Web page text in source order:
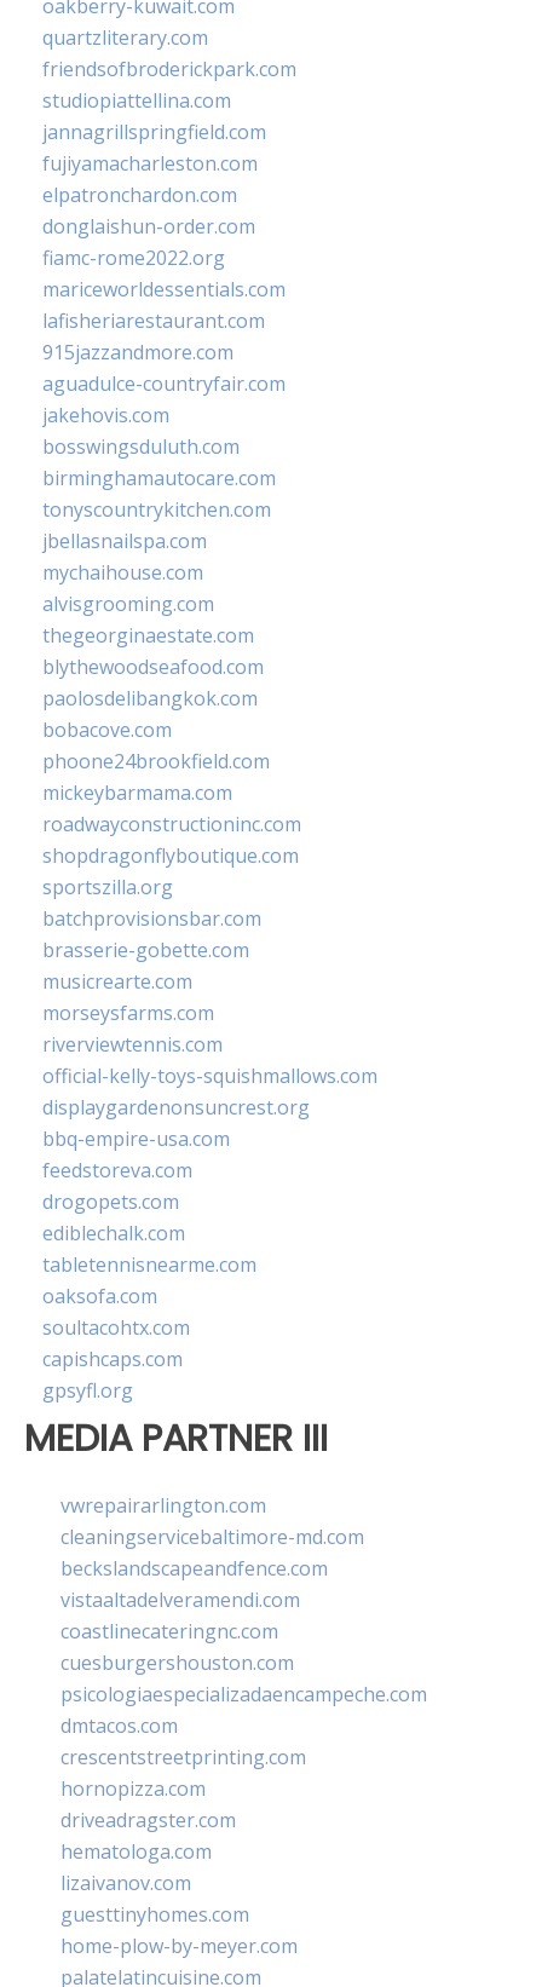
oakberry-kuwait.com
quartzliterary.com
friendsofbroderickpark.com
studiopiattellina.com
jannagrillspringfield.com
fujiyamacharleston.com
elpatronchardon.com
donglaishun-order.com
fiamc-rome2022.org
mariceworldessentials.com
lafisheriarestaurant.com
915jazzandmore.com
aguadulce-countryfair.com
jakehovis.com
bosswingsduluth.com
birminghamautocare.com
tonyscountrykitchen.com
jbellasnailspa.com
mychaihouse.com
alvisgrooming.com
thegeorginaestate.com
blythewoodseafood.com
paolosdelibangkok.com
bobacove.com
phoone24brookfield.com
mickeybarmama.com
roadwayconstructioninc.com
shopdragonflyboutique.com
sportszilla.org
batchprovisionsbar.com
brasserie-gobette.com
musicrearte.com
morseysfarms.com
riverviewtennis.com
official-kelly-toys-squishmallows.com
displaygardenonsuncrest.org
bbq-empire-usa.com
feedstoreva.com
drogopets.com
ediblechalk.com
tabletennisnearme.com
oaksofa.com
soultacohtx.com
capishcaps.com
gpsyfl.org
MEDIA PARTNER III
vwrepairarlington.com
cleaningservicebaltimore-md.com
beckslandscapeandfence.com
vistaaltadelveramendi.com
coastlinecateringnc.com
cuesburgershouston.com
psicologiaespecializadaencampeche.com
dmtacos.com
crescentstreetprinting.com
hornopizza.com
driveadragster.com
hematologa.com
lizaivanov.com
guesttinyhomes.com
home-plow-by-meyer.com
palatelatincuisine.com